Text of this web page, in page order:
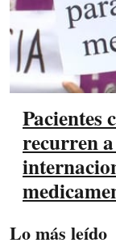
Pacientes
recurren
Lo más leído